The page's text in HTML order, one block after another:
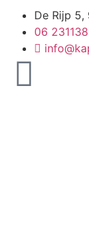
De Rijp 5,
06